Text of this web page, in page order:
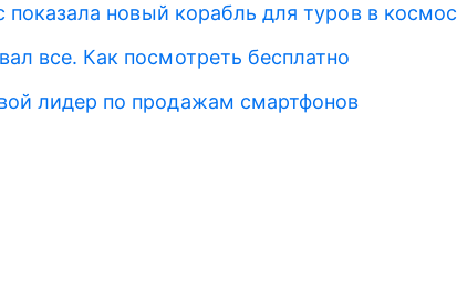
показала новый корабль для туров в космос
все. Как посмотреть бесплатно
лидер по продажам смартфонов